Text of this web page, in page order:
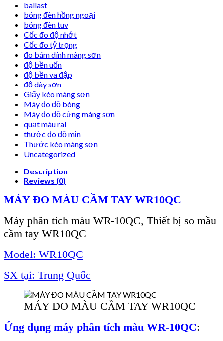
ballast
bóng đèn hồng ngoại
bóng đèn tuv
Cốc đo độ nhớt
Cốc đo tỷ trọng
đo bám dính màng sơn
độ bền uốn
độ bền va đập
độ dày sơn
Giấy kéo màng sơn
Máy đo độ bóng
Máy đo độ cứng màng sơn
quạt màu ral
thước đo độ mịn
Thước kéo màng sơn
Uncategorized
Description
Reviews (0)
MÁY ĐO MÀU CẦM TAY WR10QC
Máy phân tích màu WR-10QC, Thiết bị so mầu
cầm tay WR10QC
Model: WR10QC
SX tại: Trung Quốc
MÁY ĐO MÀU CẦM TAY WR10QC
Ứng dụng máy phân tích màu WR-10QC: